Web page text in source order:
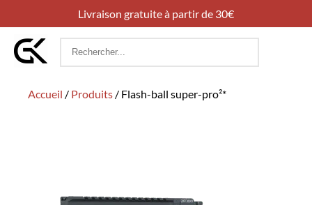
Livraison gratuite à partir de 30€
Rechercher
Accueil / Produits / Flash-ball super-pro²*